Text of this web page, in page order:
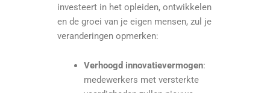
investeert in het opleiden, ontwikkelen
en de groei van je eigen mensen, zul je
veranderingen opmerken:
Verhoogd innovatievermogen:
medewerkers met versterkte